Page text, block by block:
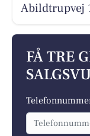
Abildtrupvej
FÅ TRE